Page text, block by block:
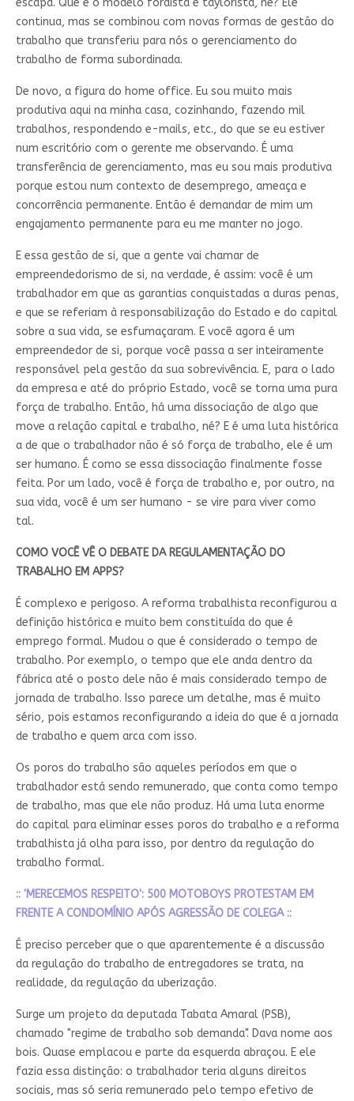
escapa. Que é o modelo fordista e taylorista, né? Ele
continua, mas se combinou com novas formas de gestão do
trabalho que transferiu para nós o gerenciamento do
trabalho de forma subordinada.
De novo, a figura do home office. Eu sou muito mais
produtiva aqui na minha casa, cozinhando, fazendo mil
trabalhos, respondendo e-mails, etc., do que se eu estiver
num escritório com o gerente me observando. É uma
transferência de gerenciamento, mas eu sou mais produtiva
porque estou num contexto de desemprego, ameaça e
concorrência permanente. Então é demandar de mim um
engajamento permanente para eu me manter no jogo.
E essa gestão de si, que a gente vai chamar de
empreendedorismo de si, na verdade, é assim: você é um
trabalhador em que as garantias conquistadas a duras penas,
e que se referiam à responsabilização do Estado e do capital
sobre a sua vida, se esfumaçaram. E você agora é um
empreendedor de si, porque você passa a ser inteiramente
responsável pela gestão da sua sobrevivência. E, para o lado
da empresa e até do próprio Estado, você se torna uma pura
força de trabalho. Então, há uma dissociação de algo que
move a relação capital e trabalho, né? E é uma luta histórica
a de que o trabalhador não é só força de trabalho, ele é um
ser humano. É como se essa dissociação finalmente fosse
feita. Por um lado, você é força de trabalho e, por outro, na
sua vida, você é um ser humano - se vire para viver como
tal.
COMO VOCÊ VÊ O DEBATE DA REGULAMENTAÇÃO DO
TRABALHO EM APPS?
É complexo e perigoso. A reforma trabalhista reconfigurou a
definição histórica e muito bem constituída do que é
emprego formal. Mudou o que é considerado o tempo de
trabalho. Por exemplo, o tempo que ele anda dentro da
fábrica até o posto dele não é mais considerado tempo de
jornada de trabalho. Isso parece um detalhe, mas é muito
sério, pois estamos reconfigurando a ideia do que é a jornada
de trabalho e quem arca com isso.
Os poros do trabalho são aqueles períodos em que o
trabalhador está sendo remunerado, que conta como tempo
de trabalho, mas que ele não produz. Há uma luta enorme
do capital para eliminar esses poros do trabalho e a reforma
trabalhista já olha para isso, por dentro da regulação do
trabalho formal.
:: 'MERECEMOS RESPEITO': 500 MOTOBOYS PROTESTAM EM
FRENTE A CONDOMÍNIO APÓS AGRESSÃO DE COLEGA ::
É preciso perceber que o que aparentemente é a discussão
da regulação do trabalho de entregadores se trata, na
realidade, da regulação da uberização.
Surge um projeto da deputada Tabata Amaral (PSB),
chamado "regime de trabalho sob demanda". Dava nome aos
bois. Quase emplacou e parte da esquerda abraçou. E ele
fazia essa distinção: o trabalhador teria alguns direitos
sociais, mas só seria remunerado pelo tempo efetivo de